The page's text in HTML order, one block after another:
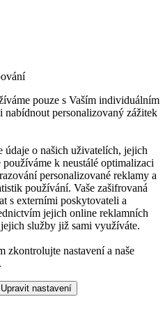
pouze s Vaším individuálním
personalizovaný zážitek
údaje o našich uživatelích, jejich
k neustálé optimalizaci
personalizované reklamy a
používání. Vaše zašifrovaná
s externími poskytovateli a
jejich online reklamních
služby již sami využíváte.
zkontrolujte nastavení a naše
.
Upravit nastavení